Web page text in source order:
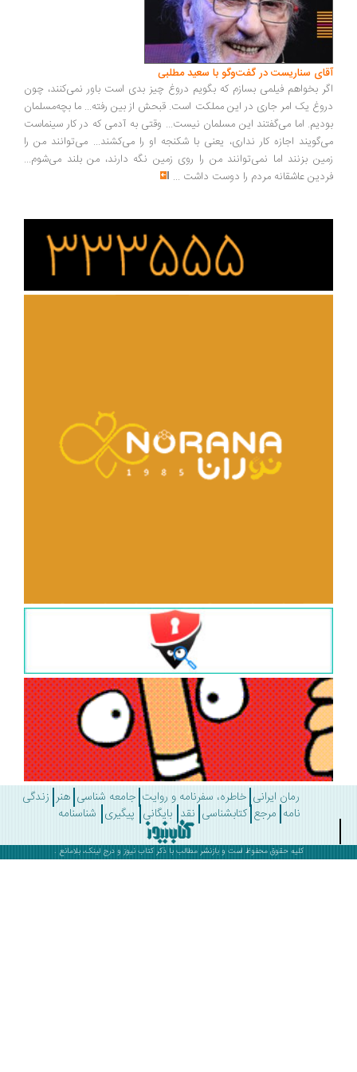
سناریست در گفت‌وگو با سعید مطلبی
بخواهم فیلمی بسازم که بگویم دروغ چیز بدی است باور نمی‌کنند، چون
یک امر جاری در این مملکت است. قبحش از بین رفته... ما بچه‌مسلمان
اما می‌گفتند این مسلمان نیست... وقتی به آدمی که در کار سینماست
اجازه کار نداری، یعنی با شکنجه او را می‌کشند... می‌توانند من را
بزنند اما نمی‌توانند من را روی زمین نگه دارند، من بلند می‌شوم...
عاشقانه مردم را دوست داشت ...
رمان ایرانی خاطره، سفرنامه و روایت جامعه شناسی هنر زندگی
مرجع کتابشناسی نقد بایگانی پیگیری شناسنامه
کلیه حقوق محفوظ است و بازنشر مطالب با ذکرکتاب نیوز و درج لینک، بلامانع .